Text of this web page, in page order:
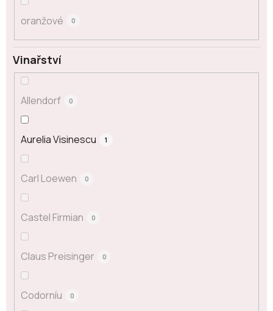
oranžové 0
Vinařství
Allendorf 0
Aurelia Visinescu 1
Carl Loewen 0
Castel Firmian 0
Claus Preisinger 0
Codorníu 0